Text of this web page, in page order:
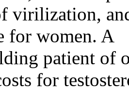
virilization,
for women. A
patient of
for